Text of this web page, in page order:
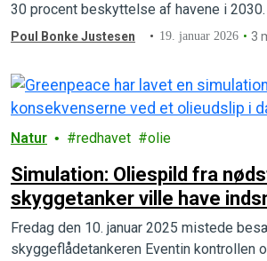
30 procent beskyttelse af havene i 2030.
Poul Bonke Justesen 19. januar 2026 3
Natur redhavet olie
Simulation: Oliespild fra
skyggetanker ville have
Bornholms kyster i råolie
Fredag den 10. januar 2025 mistede
skyggeflådetankeren Eventin kontrollen